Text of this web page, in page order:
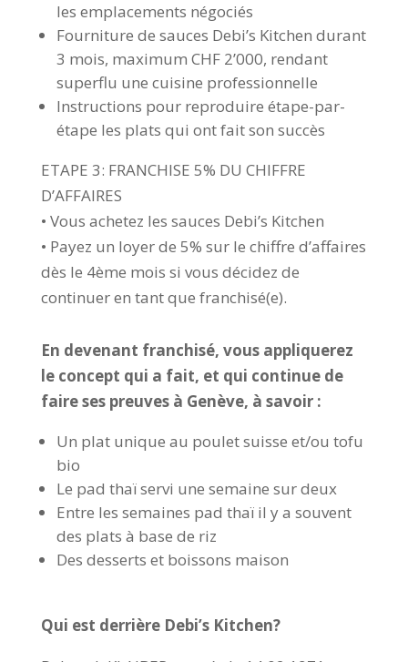
les emplacements négociés
Fourniture de sauces Debi’s Kitchen durant
3 mois, maximum CHF 2’000, rendant
superflu une cuisine professionnelle
Instructions pour reproduire étape-par-
étape les plats qui ont fait son succès
ETAPE 3: FRANCHISE 5% DU CHIFFRE
D’AFFAIRES
• Vous achetez les sauces Debi’s Kitchen
• Payez un loyer de 5% sur le chiffre d’affaires
dès le 4ème mois si vous décidez de
continuer en tant que franchisé(e).
En devenant franchisé, vous appliquerez
le concept qui a fait, et qui continue de
faire ses preuves à Genève, à savoir :
Un plat unique au poulet suisse et/ou tofu
bio
Le pad thaï servi une semaine sur deux
Entre les semaines pad thaï il y a souvent
des plats à base de riz
Des desserts et boissons maison
Qui est derrière Debi’s Kitchen?